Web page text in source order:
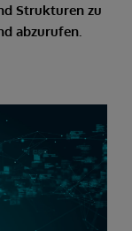
Strukturen zu
abzurufen.